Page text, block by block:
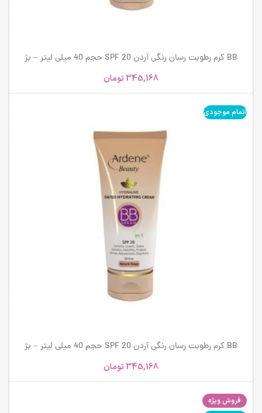
BB کرم رطوبت رسان رنگی آردن SPF 20 حجم 40 میلی لیتر – بژ
345,168تومان
اتمام موجودی
BB کرم رطوبت رسان رنگی آردن SPF 20 حجم 40 میلی لیتر – بژ
345,168تومان
فروش ویژه